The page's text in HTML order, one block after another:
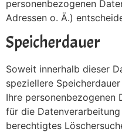
personenbezogenen
Adressen o. Ä.)
Speicherdauer
Soweit innerhalb dieser
speziellere
Ihre personenbezogenen
für die
berechtigtes